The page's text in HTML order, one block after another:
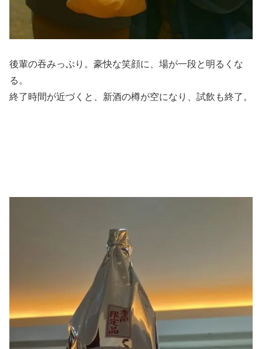
後輩の吞みっぷり。豪快な笑顔に、場が一段と明るくな
る。
終了時間が近づくと、新酒の樽が空になり、試飲も終了。